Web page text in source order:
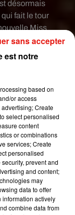
désormais
fait le tour
Miss
des feux
s’est logé
feu après
via
2018
Kasinde ne
que
est notre
based on
or access
Create
select personalised
content
or combinations
services; Create
personalised
prevent and
and content;
may
data to offer
information actively
combine data from
sans accepter